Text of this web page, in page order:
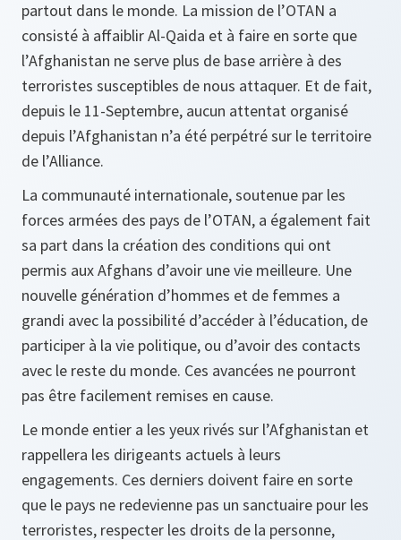
partout dans le monde. La mission de l’OTAN a
consisté à affaiblir Al-Qaida et à faire en sorte que
l’Afghanistan ne serve plus de base arrière à des
terroristes susceptibles de nous attaquer. Et de fait,
depuis le 11-Septembre, aucun attentat organisé
depuis l’Afghanistan n’a été perpétré sur le territoire
de l’Alliance.
La communauté internationale, soutenue par les
forces armées des pays de l’OTAN, a également fait
sa part dans la création des conditions qui ont
permis aux Afghans d’avoir une vie meilleure. Une
nouvelle génération d’hommes et de femmes a
grandi avec la possibilité d’accéder à l’éducation, de
participer à la vie politique, ou d’avoir des contacts
avec le reste du monde. Ces avancées ne pourront
pas être facilement remises en cause.
Le monde entier a les yeux rivés sur l’Afghanistan et
rappellera les dirigeants actuels à leurs
engagements. Ces derniers doivent faire en sorte
que le pays ne redevienne pas un sanctuaire pour les
terroristes, respecter les droits de la personne,